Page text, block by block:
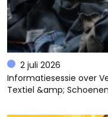
2 juli 2026
Informatiesessie over
Textiel &amp; Schoenen